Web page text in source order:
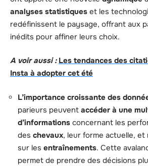
analyses statistiques et les
redéfinissent le paysage, offrant aux
inédits pour affiner leurs choix.
A voir aussi : Les tendances des
Insta à adopter cet été
L’importance croissante des
parieurs peuvent accéder à une
d’informations concernant les
des chevaux, leur forme actuelle, et
sur les entraînements. Cette
permet de prendre des décisions